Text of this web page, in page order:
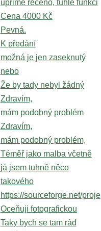
uprime receno, tuhle funkci
Cena 4000 Kč
Pevná.
K předání
možná je jen zaseknutý
nebo
Že by tady nebyl žádný
Zdravím,
mám podobný problém
Zdravím,
mám podobný problém,
Téměř jako malba včetně
já jsem tuhně něco
takového
https://sourceforge.net/proje
Oceňuji fotografickou
Taky bych se tam rád